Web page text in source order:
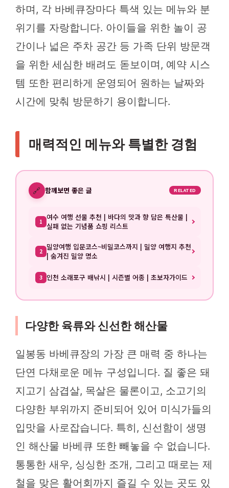
하며, 각 바베큐장마다 특색 있는 메뉴와 분
위기를 자랑합니다. 아이들을 위한 놀이 공
간이나 넓은 주차 공간 등 가족 단위 방문객
을 위한 세심한 배려도 돋보이며, 예약 시스
템 또한 편리하게 운영되어 원하는 날짜와
시간에 맞춰 방문하기 용이합니다.
매력적인 메뉴와 특별한 경험
🔗 함께보면 좋은 글 RELATED
1 여수 여행 선물 추천 | 바다의 맛과 향 담은 특산물 |
실패 없는 기념품 쇼핑 리스트
2 밀양여행 입문코스~비밀코스까지 | 밀양 여행지 추천
| 숨겨진 밀양 명소
3 인천 소래포구 배낚시 | 시즌별 어종 | 초보자가이드
다양한 육류와 신선한 해산물
일봉동 바베큐장의 가장 큰 매력 중 하나는
단연 다채로운 메뉴 구성입니다. 질 좋은 돼
지고기 삼겹살, 목살은 물론이고, 소고기의
다양한 부위까지 준비되어 있어 미식가들의
입맛을 사로잡습니다. 특히, 신선함이 생명
인 해산물 바베큐 또한 빼놓을 수 없습니다.
통통한 새우, 싱싱한 조개, 그리고 때로는 제
철을 맞은 활어회까지 즐길 수 있는 곳도 있